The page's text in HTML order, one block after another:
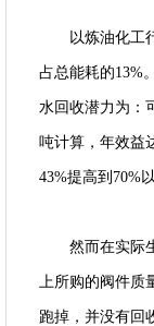
以炼油化工行
占总能耗的13%
水回收潜力为：
吨计算，年效益
43%提高到70%以
然而在实际生
上所购的阀件质
跑掉，并没有回